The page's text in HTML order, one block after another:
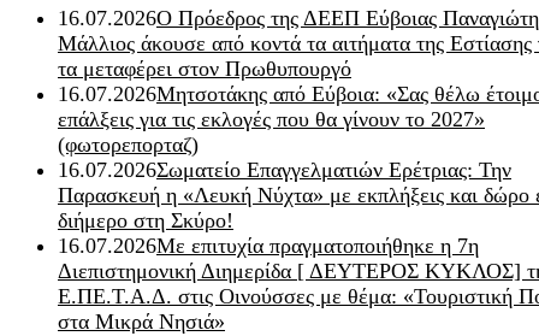
16.07.2026Ο Πρόεδρος της ΔΕΕΠ Εύβοιας
Μάλλιος άκουσε από κοντά τα αιτήματα της Εστίασης
τα μεταφέρει στον Πρωθυπουργό
16.07.2026Μητσοτάκης από Εύβοια: «Σας θέλω
επάλξεις για τις εκλογές που θα γίνουν το 2027»
(φωτορεπορταζ)
16.07.2026Σωματείο Επαγγελματιών Ερέτριας: Την
Παρασκευή η «Λευκή Νύχτα» με εκπλήξεις και δώρο
διήμερο στη Σκύρο!
16.07.2026Με επιτυχία πραγματοποιήθηκε η 7η
Διεπιστημονική Διημερίδα [ ΔEYΤΕΡΟΣ ΚΥΚΛΟΣ]
Ε.ΠΕ.Τ.Α.Δ. στις Οινούσσες με θέμα: «Τουριστική
στα Μικρά Νησιά»